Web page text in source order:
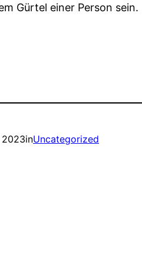
Gürtel einer Person sein.
2023inUncategorized